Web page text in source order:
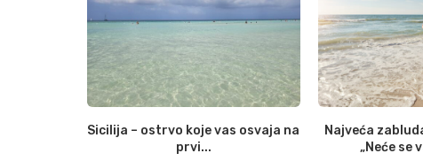
Sicilija – ostrvo koje vas osvaja na
prvi...
Najveća
„Neće se